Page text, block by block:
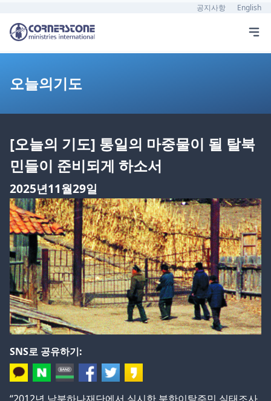
공지사항 English
오늘의기도
[오늘의 기도] 통일의 마중물이 될 탈북
민들이 준비되게 하소서
2025년11월29일
SNS로 공유하기: